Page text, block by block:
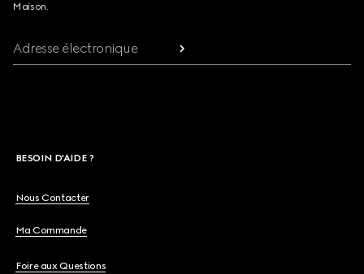
Maison.
Adresse électronique
BESOIN D'AIDE ?
Nous Contacter
Ma Commande
Foire aux Questions